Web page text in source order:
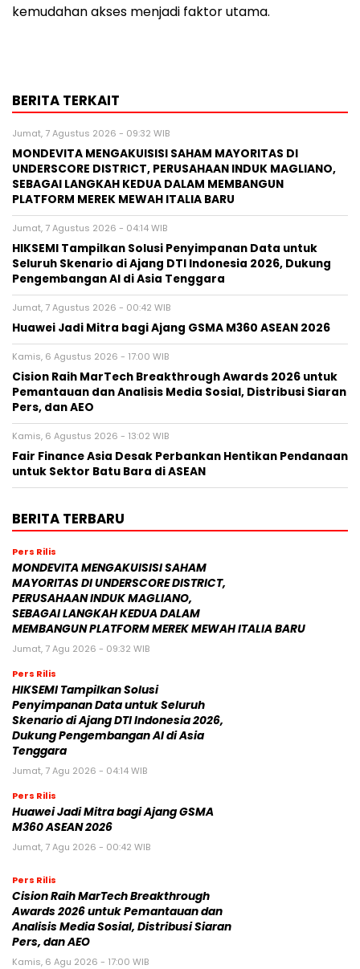
kemudahan akses menjadi faktor utama.
BERITA TERKAIT
Jumat, 7 Agustus 2026 - 09:32 WIB
MONDEVITA MENGAKUISISI SAHAM MAYORITAS DI
UNDERSCORE DISTRICT, PERUSAHAAN INDUK MAGLIANO,
SEBAGAI LANGKAH KEDUA DALAM MEMBANGUN
PLATFORM MEREK MEWAH ITALIA BARU
Jumat, 7 Agustus 2026 - 04:14 WIB
HIKSEMI Tampilkan Solusi Penyimpanan Data untuk
Seluruh Skenario di Ajang DTI Indonesia 2026, Dukung
Pengembangan AI di Asia Tenggara
Jumat, 7 Agustus 2026 - 00:42 WIB
Huawei Jadi Mitra bagi Ajang GSMA M360 ASEAN 2026
Kamis, 6 Agustus 2026 - 17:00 WIB
Cision Raih MarTech Breakthrough Awards 2026 untuk
Pemantauan dan Analisis Media Sosial, Distribusi Siaran
Pers, dan AEO
Kamis, 6 Agustus 2026 - 13:02 WIB
Fair Finance Asia Desak Perbankan Hentikan Pendanaan
untuk Sektor Batu Bara di ASEAN
BERITA TERBARU
Pers Rilis
MONDEVITA MENGAKUISISI SAHAM
MAYORITAS DI UNDERSCORE DISTRICT,
PERUSAHAAN INDUK MAGLIANO,
SEBAGAI LANGKAH KEDUA DALAM
MEMBANGUN PLATFORM MEREK MEWAH ITALIA BARU
Jumat, 7 Agu 2026 - 09:32 WIB
Pers Rilis
HIKSEMI Tampilkan Solusi
Penyimpanan Data untuk Seluruh
Skenario di Ajang DTI Indonesia 2026,
Dukung Pengembangan AI di Asia
Tenggara
Jumat, 7 Agu 2026 - 04:14 WIB
Pers Rilis
Huawei Jadi Mitra bagi Ajang GSMA
M360 ASEAN 2026
Jumat, 7 Agu 2026 - 00:42 WIB
Pers Rilis
Cision Raih MarTech Breakthrough
Awards 2026 untuk Pemantauan dan
Analisis Media Sosial, Distribusi Siaran
Pers, dan AEO
Kamis, 6 Agu 2026 - 17:00 WIB